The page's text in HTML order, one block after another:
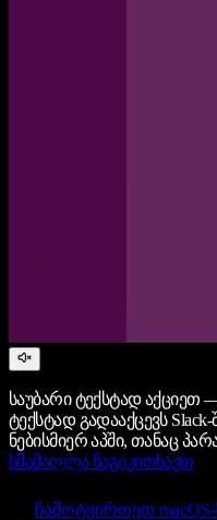
საუბარი ტექსტად აქციეთ
ტექსტად გადააქცევს Slack-
ნებისმიერ აპში, თანაც
ხმამაღლა წაგიკითხავთ
ჩამოტვირთეთ macOS-